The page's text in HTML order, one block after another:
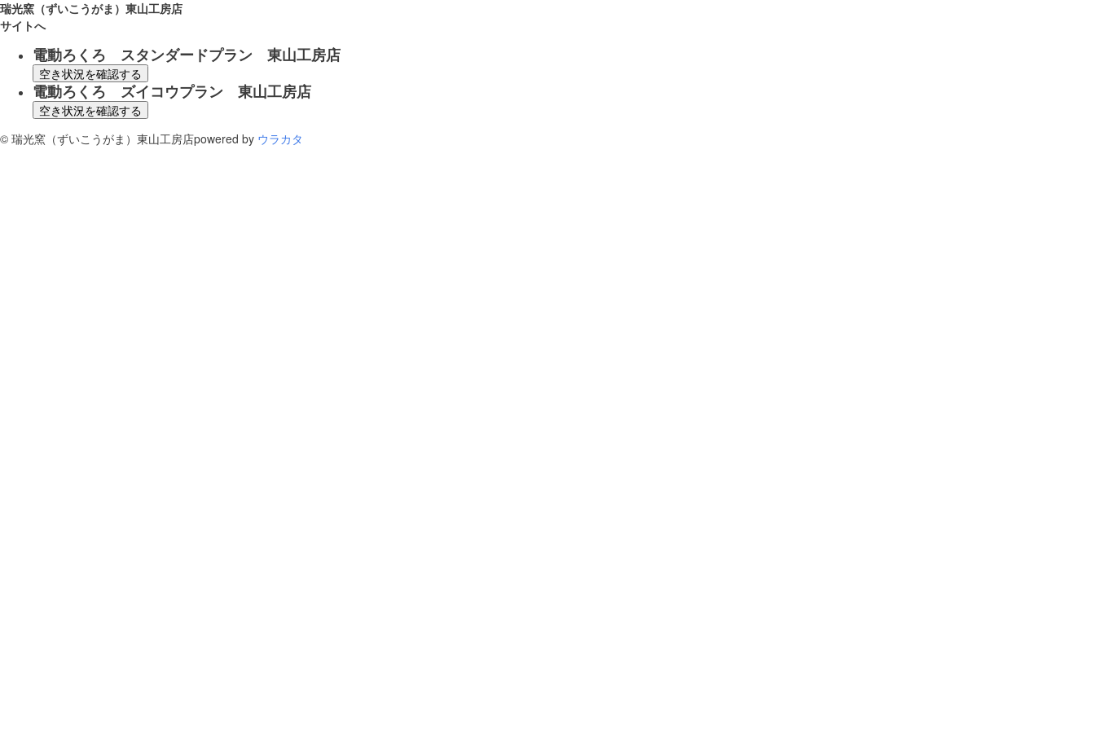
瑞光窯（ずいこうがま）東山工房店
サイトへ
電動ろくろ スタンダードプラン 東山工房店
空き状況を確認する
電動ろくろ ズイコウプラン 東山工房店
空き状況を確認する
© 瑞光窯（ずいこうがま）東山工房店powered by ウラカタ